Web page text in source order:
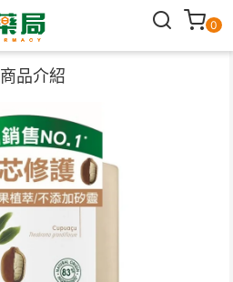
0
商品介紹